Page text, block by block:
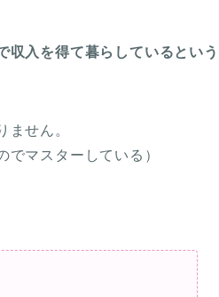
収入を得て暮らしているという
ません。
でマスターしている）